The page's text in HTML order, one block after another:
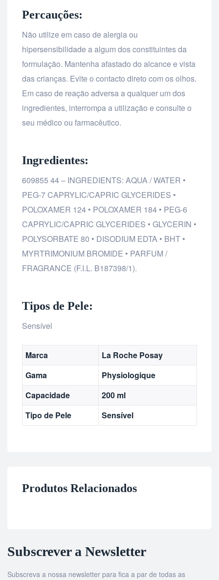
Percauções:
Não utilize em caso de alergia ou
hipersensibilidade a algum dos constituintes da
formulação. Mantenha afastado do alcance e vista
das crianças. Evite o contacto direto com os olhos.
Em caso de reação adversa a qualquer um dos
ingredientes, interrompa a utilização e consulte o
seu médico ou farmacêutico.
Ingredientes:
609855 44 – INGREDIENTS: AQUA / WATER •
PEG-7 CAPRYLIC/CAPRIC GLYCERIDES •
POLOXAMER 124 • POLOXAMER 184 • PEG-6
CAPRYLIC/CAPRIC GLYCERIDES • GLYCERIN •
POLYSORBATE 80 • DISODIUM EDTA • BHT •
MYRTRIMONIUM BROMIDE • PARFUM /
FRAGRANCE (F.I.L. B187398/1).
Tipos de Pele:
Sensível
Marca
La Roche Posay
Gama
Physiologique
Capacidade
200 ml
Tipo de Pele
Sensível
Produtos Relacionados
Subscrever a Newsletter
Subscreva a nossa newsletter para fica a par de todas as